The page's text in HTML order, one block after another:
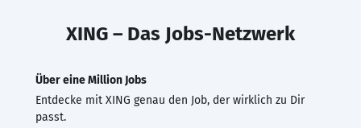
XING – Das Jobs-Netzwerk
Über eine Million Jobs
Entdecke mit XING genau den Job, der wirklich zu Dir
passt.